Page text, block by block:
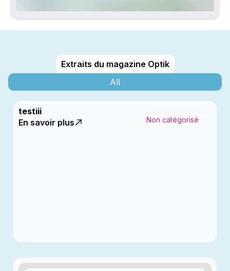
Extraits du magazine Optik
All
testiii
Non catégorisé
En savoir plus